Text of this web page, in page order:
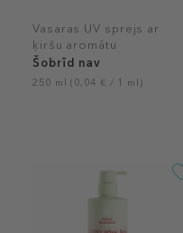
Vasaras UV sprejs ar
ķiršu aromātu
Šobrīd nav
250 ml (0,04 € / 1 ml)